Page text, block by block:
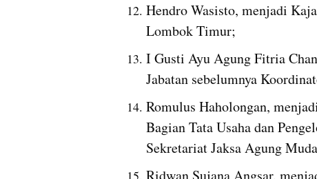
Hendro Wasisto, menjadi
Lombok Timur;
I Gusti Ayu Agung Fitria
Jabatan sebelumnya
Romulus Haholongan,
Bagian Tata Usaha dan
Sekretariat Jaksa Agung
Ridwan Sujana Angsar,